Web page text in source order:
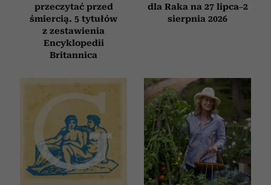
przeczytać przed
śmiercią. 5 tytułów
z zestawienia
Encyklopedii
Britannica
dla Raka na 27 lipca–2
sierpnia 2026